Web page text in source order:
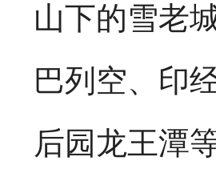
山下的雪老
巴列空、印
后园龙王潭